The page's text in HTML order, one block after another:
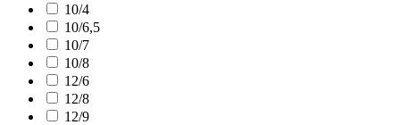
10/4
10/6,5
10/7
10/8
12/6
12/8
12/9